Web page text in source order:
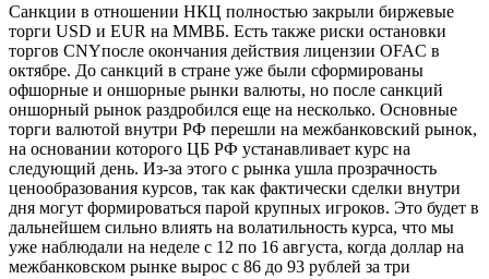
Санкции в отношении НКЦ полностью закрыли биржевые
торги USD и EUR на ММВБ. Есть также риски остановки
торгов CNYпосле окончания действия лицензии OFAC в
октябре. До санкций в стране уже были сформированы
офшорные и оншорные рынки валюты, но после санкций
оншорный рынок раздробился еще на несколько. Основные
торги валютой внутри РФ перешли на межбанковский рынок,
на основании которого ЦБ РФ устанавливает курс на
следующий день. Из-за этого с рынка ушла прозрачность
ценообразования курсов, так как фактически сделки внутри
дня могут формироваться парой крупных игроков. Это будет в
дальнейшем сильно влиять на волатильность курса, что мы
уже наблюдали на неделе с 12 по 16 августа, когда доллар на
межбанковском рынке вырос с 86 до 93 рублей за три